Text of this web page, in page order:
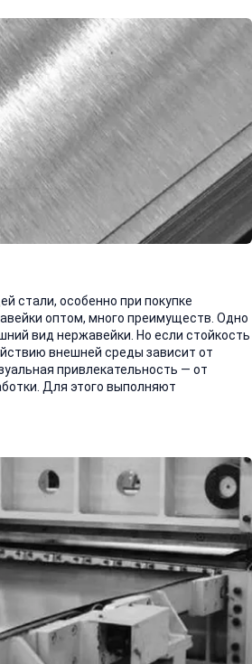
стали, особенно при покупке
оптом, много преимуществ. Одно
вид нержавейки. Но если стойкость
внешней среды зависит от
привлекательность — от
Для этого выполняют